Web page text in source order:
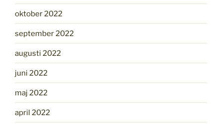
oktober 2022
september 2022
augusti 2022
juni 2022
maj 2022
april 2022